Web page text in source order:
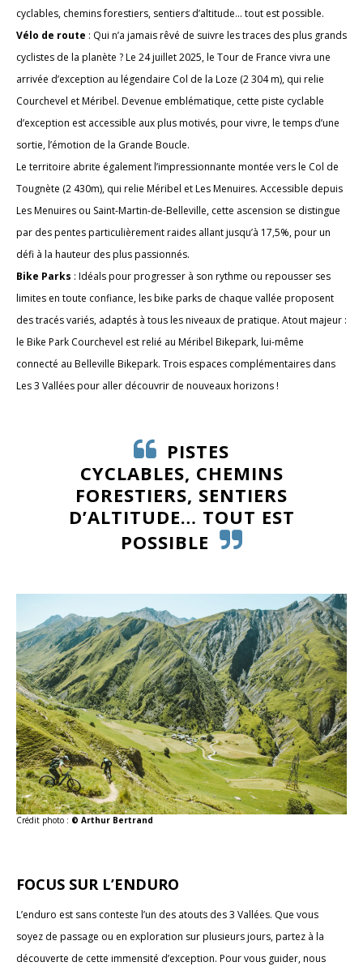
cyclables, chemins forestiers, sentiers d’altitude… tout est possible.
Vélo de route : Qui n’a jamais rêvé de suivre les traces des plus grands
cyclistes de la planète ? Le 24 juillet 2025, le Tour de France vivra une
arrivée d’exception au légendaire Col de la Loze (2 304 m), qui relie
Courchevel et Méribel. Devenue emblématique, cette piste cyclable
d’exception est accessible aux plus motivés, pour vivre, le temps d’une
sortie, l’émotion de la Grande Boucle.
Le territoire abrite également l’impressionnante montée vers le Col de
Tougnète (2 430m), qui relie Méribel et Les Menuires. Accessible depuis
Les Menuires ou Saint-Martin-de-Belleville, cette ascension se distingue
par des pentes particulièrement raides allant jusqu’à 17,5%, pour un
défi à la hauteur des plus passionnés.
Bike Parks : Idéals pour progresser à son rythme ou repousser ses
limites en toute confiance, les bike parks de chaque vallée proposent
des tracés variés, adaptés à tous les niveaux de pratique. Atout majeur :
le Bike Park Courchevel est relié au Méribel Bikepark, lui-même
connecté au Belleville Bikepark. Trois espaces complémentaires dans
Les 3 Vallées pour aller découvrir de nouveaux horizons !
PISTES
CYCLABLES, CHEMINS
FORESTIERS, SENTIERS
D’ALTITUDE… TOUT EST
POSSIBLE
Crédit photo : © Arthur Bertrand
FOCUS SUR L’ENDURO
L’enduro est sans conteste l’un des atouts des 3 Vallées. Que vous
soyez de passage ou en exploration sur plusieurs jours, partez à la
découverte de cette immensité d’exception. Pour vous guider, nous